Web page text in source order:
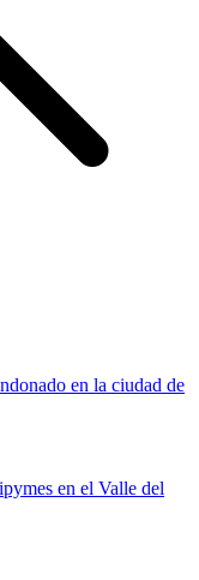
en la ciudad de
en el Valle del